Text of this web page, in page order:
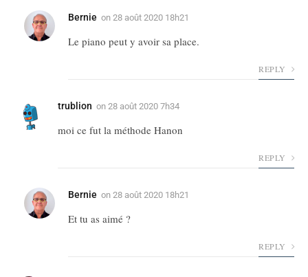
Bernie on 28 août 2020 18h21
Le piano peut y avoir sa place.
REPLY
trublion on 28 août 2020 7h34
moi ce fut la méthode Hanon
REPLY
Bernie on 28 août 2020 18h21
Et tu as aimé ?
REPLY